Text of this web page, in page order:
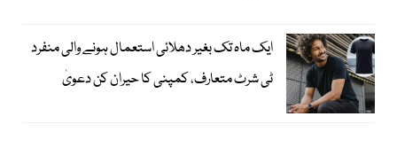
ایک ماہ تک بغیر دھلائی استعمال ہونے والی منفرد
ٹی شرٹ متعارف، کمپنی کا حیران کن دعویٰ